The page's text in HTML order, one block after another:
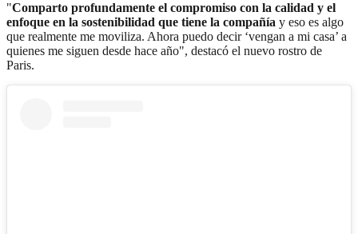
"Comparto profundamente el compromiso con la calidad y el
enfoque en la sostenibilidad que tiene la compañía y eso es algo
que realmente me moviliza. Ahora puedo decir ‘vengan a mi casa’ a
quienes me siguen desde hace año", destacó el nuevo rostro de
Paris.